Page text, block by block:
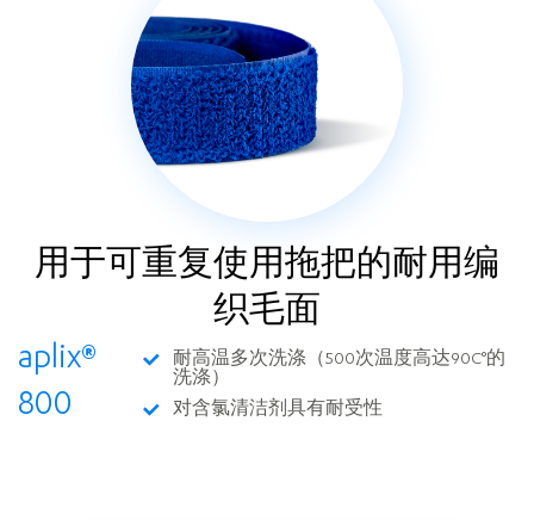
用于可重复使用拖把的耐用编
织毛面
aplix®
800
耐高温多次洗涤（500次温度高达90C°的
洗涤）
对含氯清洁剂具有耐受性